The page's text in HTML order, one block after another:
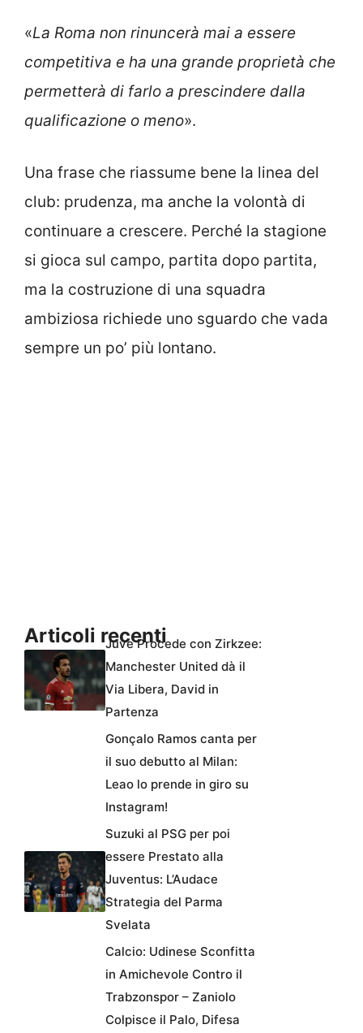
«La Roma non rinuncerà mai a essere
competitiva e ha una grande proprietà che
permetterà di farlo a prescindere dalla
qualificazione o meno».
Una frase che riassume bene la linea del
club: prudenza, ma anche la volontà di
continuare a crescere. Perché la stagione
si gioca sul campo, partita dopo partita,
ma la costruzione di una squadra
ambiziosa richiede uno sguardo che vada
sempre un po’ più lontano.
Articoli recentiJuve Procede con Zirkzee:
Manchester United dà il
Via Libera, David in
Partenza
Gonçalo Ramos canta per
il suo debutto al Milan:
Leao lo prende in giro su
Instagram!
Suzuki al PSG per poi
essere Prestato alla
Juventus: L’Audace
Strategia del Parma
Svelata
Calcio: Udinese Sconfitta
in Amichevole Contro il
Trabzonspor – Zaniolo
Colpisce il Palo, Difesa